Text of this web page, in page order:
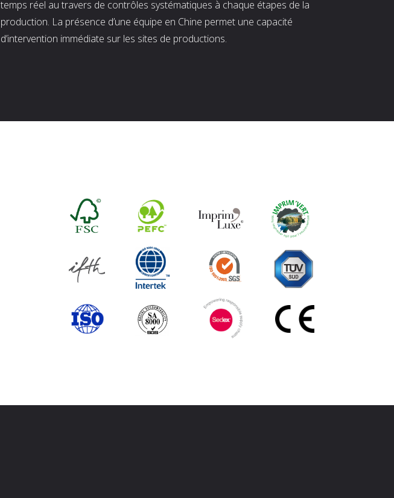
temps réel au travers de contrôles systématiques à chaque étapes de la
production. La présence d’une équipe en Chine permet une capacité
d’intervention immédiate sur les sites de productions.